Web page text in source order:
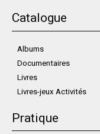
Catalogue
Albums
Documentaires
Livres
Livres-jeux Activités
Pratique